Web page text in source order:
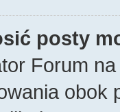
posty
Forum
obok